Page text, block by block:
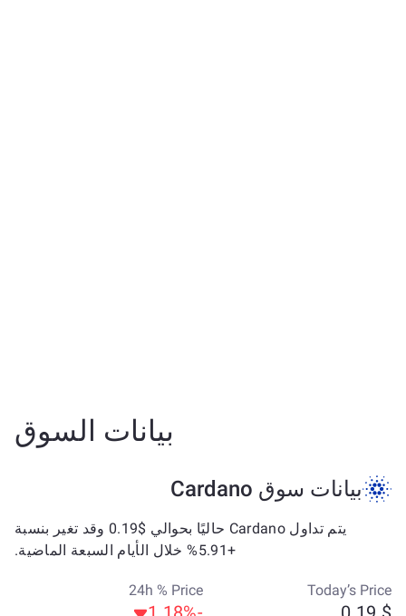
بيانات السوق
بيانات سوق Cardano
يتم تداول Cardano حاليًا بحوالي $0.19 وقد تغير بنسبة
+5.91% خلال الأيام السبعة الماضية.
Today’s Price
24h % Price